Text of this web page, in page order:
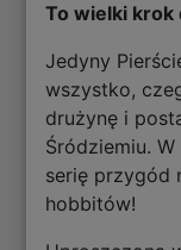
To wielki krok
Jedyny
wszystko,
drużynę i
Śródziemiu.
serię przygód
hobbitów!